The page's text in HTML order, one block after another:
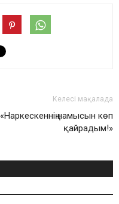
Келесі мақалада
«Наркескеннің намысын көп
қайрадым!»